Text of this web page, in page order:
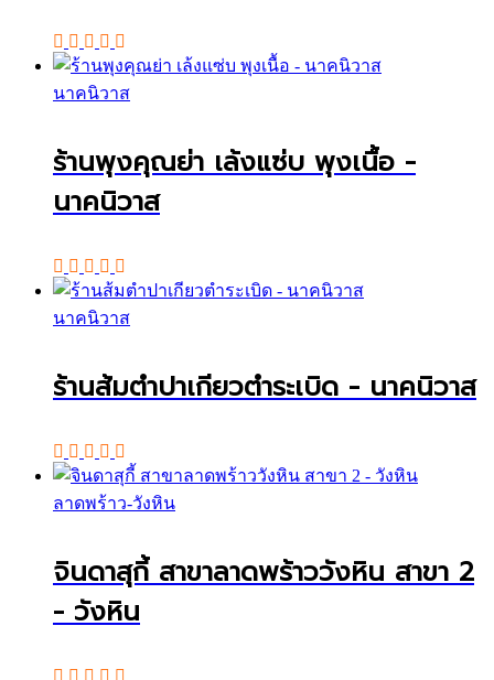
นาคนิวาส
ร้านพุงคุณย่า เล้งแซ่บ พุงเนื้อ -
นาคนิวาส
นาคนิวาส
ร้านส้มตำปาเกียวตำระเบิด - นาคนิวาส
ลาดพร้าว-วังหิน
จินดาสุกี้ สาขาลาดพร้าววังหิน สาขา 2
- วังหิน